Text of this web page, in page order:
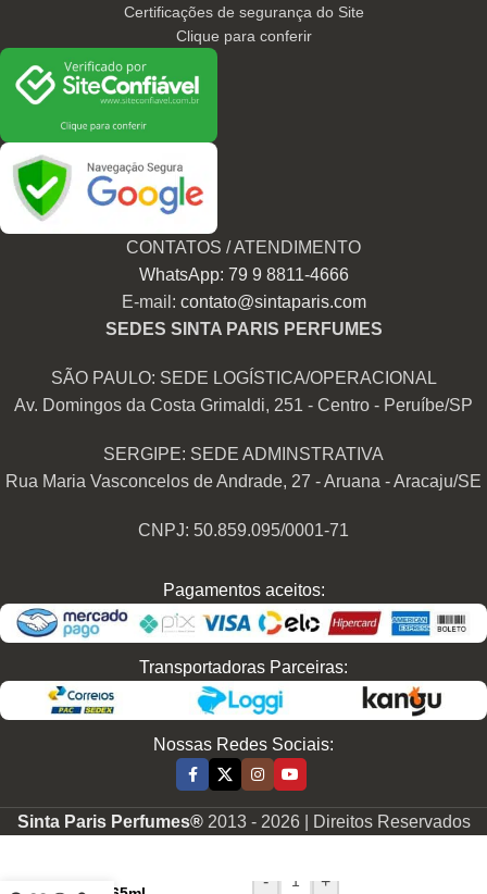
Certificações de segurança do Site
Clique para conferir
CONTATOS / ATENDIMENTO
WhatsApp: 79 9 8811-4666
E-mail: contato@sintaparis.com
SEDES SINTA PARIS PERFUMES
SÃO PAULO: SEDE LOGÍSTICA/OPERACIONAL
Av. Domingos da Costa Grimaldi, 251 - Centro - Peruíbe/SP
SERGIPE: SEDE ADMINSTRATIVA
Rua Maria Vasconcelos de Andrade, 27 - Aruana - Aracaju/SE
CNPJ: 50.859.095/0001-71
Pagamentos aceitos:
Transportadoras Parceiras:
Nossas Redes Sociais:
Sinta Paris Perfumes® 2013 - 2026 | Direitos Reservados
Perfume
- +